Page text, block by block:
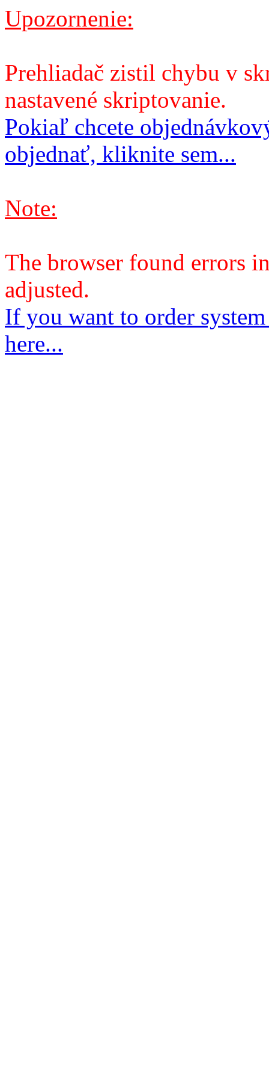
Upozornenie:
Prehliadač zistil chybu v
nastavené skriptovanie.
Pokiaľ chcete
objednať, kliknite sem...
Note:
The browser found errors
adjusted.
If you want to order
here...